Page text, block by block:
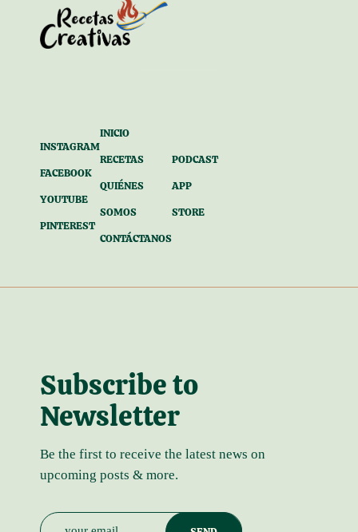
INSTAGRAM
FACEBOOK
YOUTUBE
PINTEREST
INICIO
RECETAS
QUIÉNES
SOMOS
CONTÁCTANOS
PODCAST
APP
STORE
Subscribe to
Newsletter
Be the first to receive the latest news on
upcoming posts & more.